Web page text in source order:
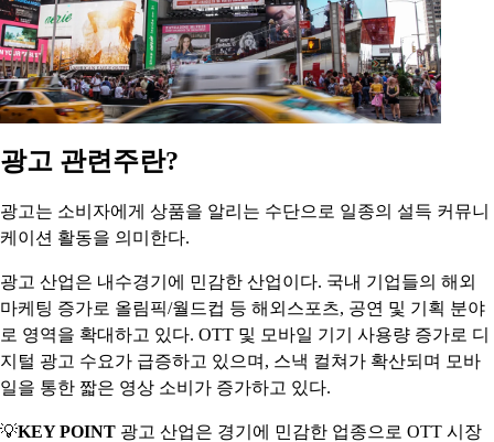
광고 관련주란?
광고는 소비자에게 상품을 알리는 수단으로 일종의 설득 커뮤니
케이션 활동을 의미한다.
광고 산업은 내수경기에 민감한 산업이다. 국내 기업들의 해외
마케팅 증가로 올림픽/월드컵 등 해외스포츠, 공연 및 기획 분야
로 영역을 확대하고 있다. OTT 및 모바일 기기 사용량 증가로 디
지털 광고 수요가 급증하고 있으며, 스낵 컬쳐가 확산되며 모바
일을 통한 짧은 영상 소비가 증가하고 있다.
💡KEY POINT 광고 산업은 경기에 민감한 업종으로 OTT 시장